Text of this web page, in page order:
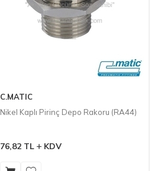
C.MATIC
Nikel Kaplı Pirinç Depo Rakoru (RA44)
76,82 TL KDV